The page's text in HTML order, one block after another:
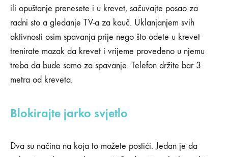
NEMA
NA
6
SAVJETA
ZA
SPAVAĆE
ĆE
BOLJE
ili opuštanje prenesete i u krevet, sačuvajte posao za
radni sto a gledanje TV-a za kauč. Uklanjanjem svih
aktivnosti osim spavanja prije nego što odete u krevet
trenirate mozak da krevet i vrijeme provedeno u njemu
treba da bude samo za spavanje. Telefon držite bar 3
metra od kreveta.
Blokirajte jarko svjetlo
Dva su načina na koja to možete postići. Jedan je da